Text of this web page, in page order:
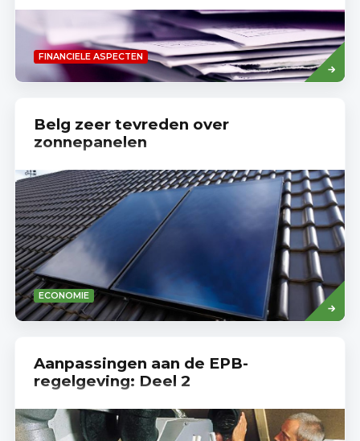
FINANCIELE ASPECTEN
Lees
meer
Belg zeer tevreden over
zonnepanelen
ECONOMIE
Read
more
Aanpassingen aan de EPB-
regelgeving: Deel 2